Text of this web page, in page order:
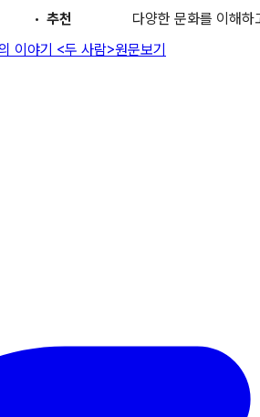
추천
다양한 문화를 이해
이야기 <두 사람>원문보기